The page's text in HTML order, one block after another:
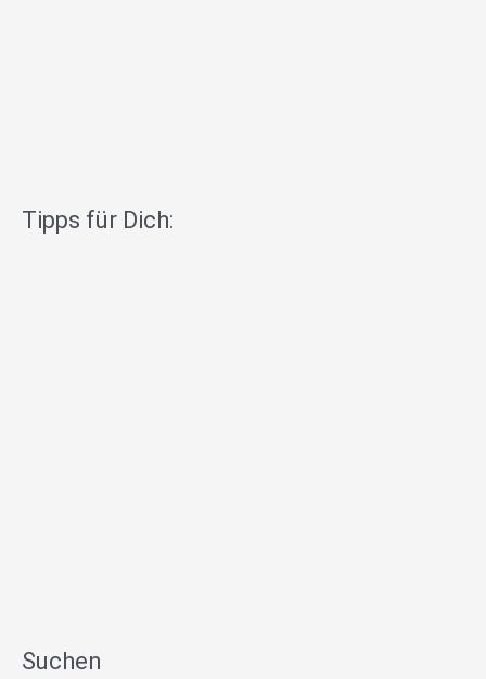
Tipps für Dich:
Suchen